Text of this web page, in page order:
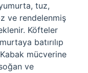
tuz,
ve rendelenmiş
Köfteler
batırılıp
Kabak mücverine
ve